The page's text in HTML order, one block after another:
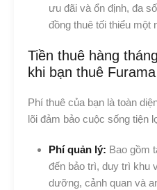
ưu đãi và ổn định, đa
đồng thuê tối thiểu một
Tiền thuê hàng
khi bạn thuê
Phí thuê của bạn là toàn
lõi đảm bảo cuộc sống tiện
Phí quản lý: Bao gồm
đến bảo trì, duy trì khu
dưỡng, cảnh quan và